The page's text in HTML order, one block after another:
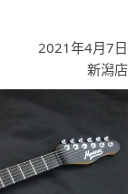
2021年4月7日
新潟店